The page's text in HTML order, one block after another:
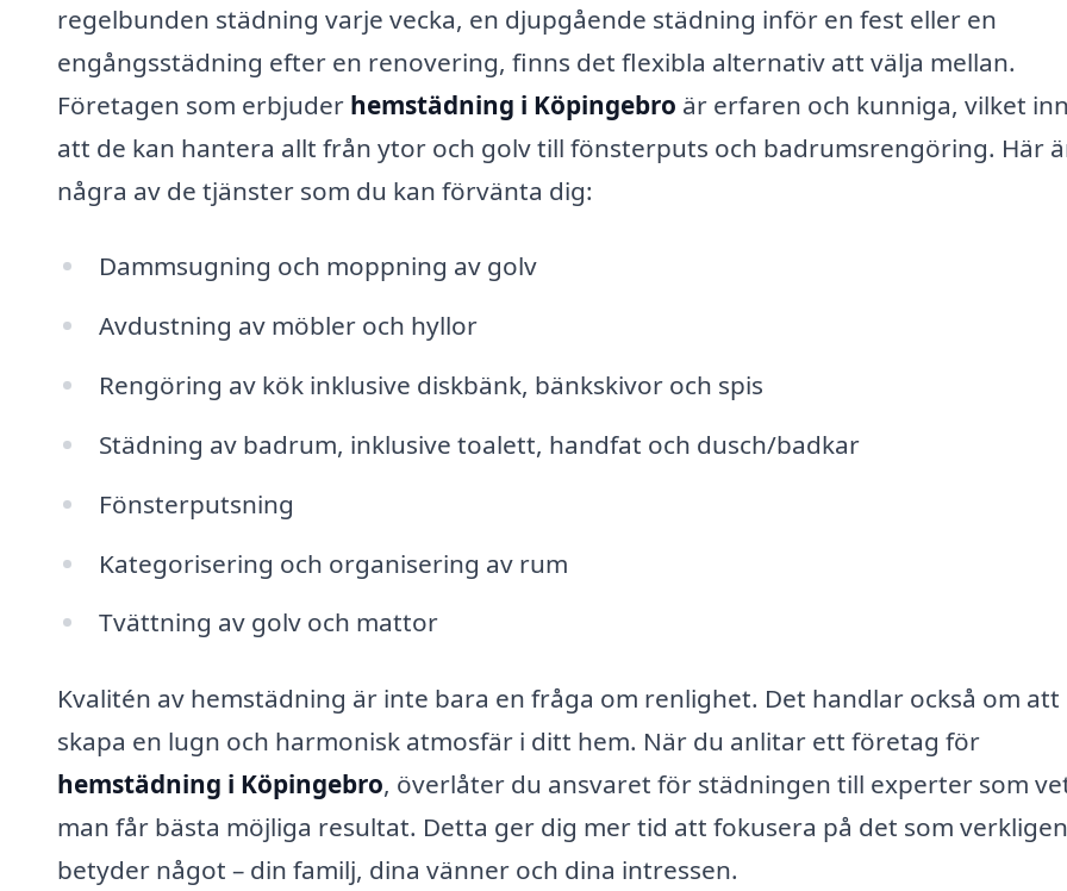
regelbunden städning varje vecka, en djupgående städning inför en fest eller en
engångsstädning efter en renovering, finns det flexibla alternativ att välja mellan.
Företagen som erbjuder hemstädning i Köpingebro är erfaren och kunniga, vilket
att de kan hantera allt från ytor och golv till fönsterputs och badrumsrengöring. Här
några av de tjänster som du kan förvänta dig:
Dammsugning och moppning av golv
Avdustning av möbler och hyllor
Rengöring av kök inklusive diskbänk, bänkskivor och spis
Städning av badrum, inklusive toalett, handfat och dusch/badkar
Fönsterputsning
Kategorisering och organisering av rum
Tvättning av golv och mattor
Kvalitén av hemstädning är inte bara en fråga om renlighet. Det handlar också om att
skapa en lugn och harmonisk atmosfär i ditt hem. När du anlitar ett företag för
hemstädning i Köpingebro, överlåter du ansvaret för städningen till experter som
man får bästa möjliga resultat. Detta ger dig mer tid att fokusera på det som verkligen
betyder något – din familj, dina vänner och dina intressen.